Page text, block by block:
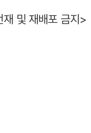
및 재배포 금지>